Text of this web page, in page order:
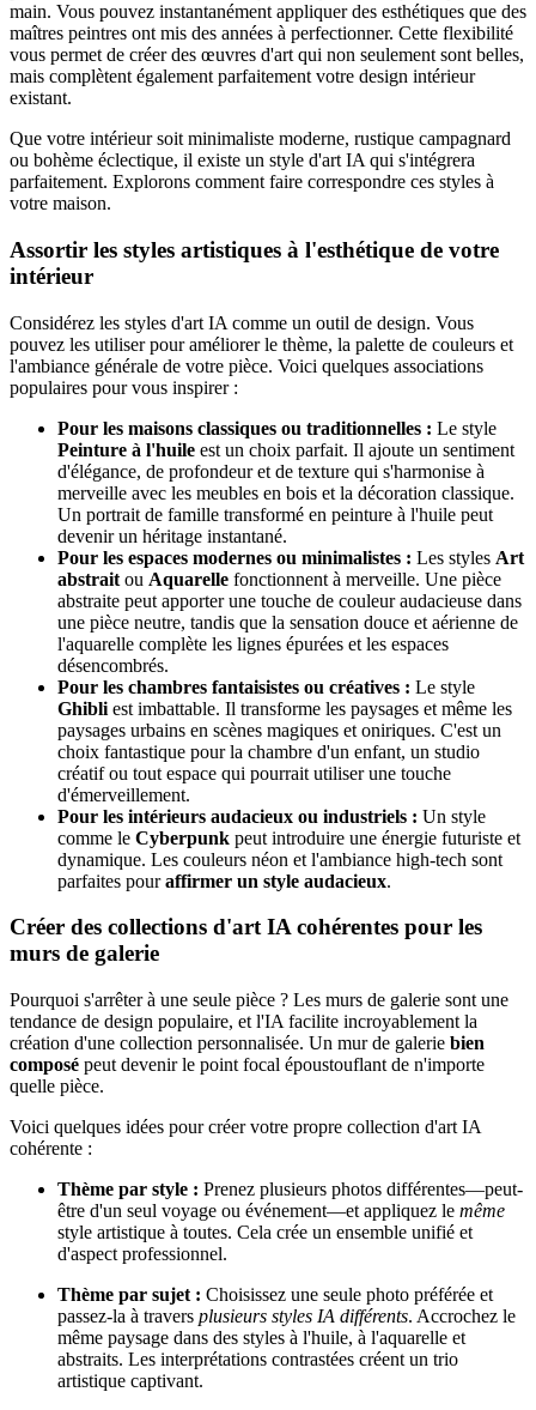
main. Vous pouvez instantanément appliquer des esthétiques que des
maîtres peintres ont mis des années à perfectionner. Cette flexibilité
vous permet de créer des œuvres d'art qui non seulement sont belles,
mais complètent également parfaitement votre design intérieur
existant.
Que votre intérieur soit minimaliste moderne, rustique campagnard
ou bohème éclectique, il existe un style d'art IA qui s'intégrera
parfaitement. Explorons comment faire correspondre ces styles à
votre maison.
Assortir les styles artistiques à l'esthétique de votre
intérieur
Considérez les styles d'art IA comme un outil de design. Vous
pouvez les utiliser pour améliorer le thème, la palette de couleurs et
l'ambiance générale de votre pièce. Voici quelques associations
populaires pour vous inspirer :
Pour les maisons classiques ou traditionnelles : Le style
Peinture à l'huile est un choix parfait. Il ajoute un sentiment
d'élégance, de profondeur et de texture qui s'harmonise à
merveille avec les meubles en bois et la décoration classique.
Un portrait de famille transformé en peinture à l'huile peut
devenir un héritage instantané.
Pour les espaces modernes ou minimalistes : Les styles Art
abstrait ou Aquarelle fonctionnent à merveille. Une pièce
abstraite peut apporter une touche de couleur audacieuse dans
une pièce neutre, tandis que la sensation douce et aérienne de
l'aquarelle complète les lignes épurées et les espaces
désencombrés.
Pour les chambres fantaisistes ou créatives : Le style
Ghibli est imbattable. Il transforme les paysages et même les
paysages urbains en scènes magiques et oniriques. C'est un
choix fantastique pour la chambre d'un enfant, un studio
créatif ou tout espace qui pourrait utiliser une touche
d'émerveillement.
Pour les intérieurs audacieux ou industriels : Un style
comme le Cyberpunk peut introduire une énergie futuriste et
dynamique. Les couleurs néon et l'ambiance high-tech sont
parfaites pouraffirmer un style audacieux.
Créer des collections d'art IA cohérentes pour les
murs de galerie
Pourquoi s'arrêter à une seule pièce ? Les murs de galerie sont une
tendance de design populaire, et l'IA facilite incroyablement la
création d'une collection personnalisée. Un mur de galerie bien
composé peut devenir le point focal époustouflant de n'importe
quelle pièce.
Voici quelques idées pour créer votre propre collection d'art IA
cohérente :
Thème par style : Prenez plusieurs photos différentes—peut-
être d'un seul voyage ou événement—et appliquez le même
style artistique à toutes. Cela crée un ensemble unifié et
d'aspect professionnel.
Thème par sujet : Choisissez une seule photo préférée et
passez-la à travers plusieurs styles IA différents. Accrochez le
même paysage dans des styles à l'huile, à l'aquarelle et
abstraits. Les interprétations contrastées créent un trio
artistique captivant.